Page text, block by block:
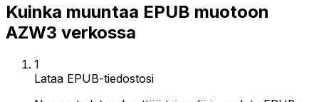
Kuinka muuntaa EPUB muotoon
AZW3 verkossa
1
Lataa EPUB-tiedostosi